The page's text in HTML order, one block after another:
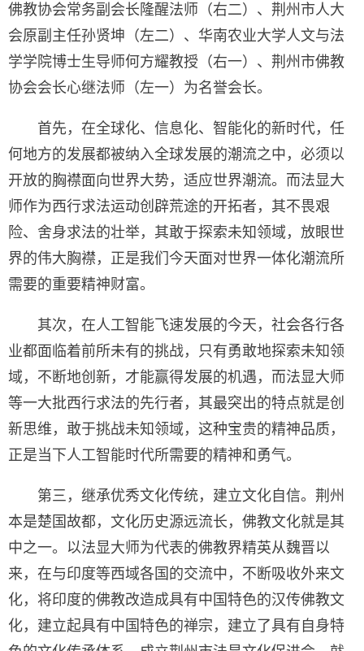
佛教协会常务副会长隆醒法师（右二）、荆州市人大
会原副主任孙贤坤（左二）、华南农业大学人文与法
学学院博士生导师何方耀教授（右一）、荆州市佛教
协会会长心继法师（左一）为名誉会长。
首先，在全球化、信息化、智能化的新时代，任
何地方的发展都被纳入全球发展的潮流之中，必须以
开放的胸襟面向世界大势，适应世界潮流。而法显大
师作为西行求法运动创辟荒途的开拓者，其不畏艰
险、舍身求法的壮举，其敢于探索未知领域，放眼世
界的伟大胸襟，正是我们今天面对世界一体化潮流所
需要的重要精神财富。
其次，在人工智能飞速发展的今天，社会各行各
业都面临着前所未有的挑战，只有勇敢地探索未知领
域，不断地创新，才能赢得发展的机遇，而法显大师
等一大批西行求法的先行者，其最突出的特点就是创
新思维，敢于挑战未知领域，这种宝贵的精神品质，
正是当下人工智能时代所需要的精神和勇气。
第三，继承优秀文化传统，建立文化自信。荆州
本是楚国故都，文化历史源远流长，佛教文化就是其
中之一。以法显大师为代表的佛教界精英从魏晋以
来，在与印度等西域各国的交流中，不断吸收外来文
化，将印度的佛教改造成具有中国特色的汉传佛教文
化，建立起具有中国特色的禅宗，建立了具有自身特